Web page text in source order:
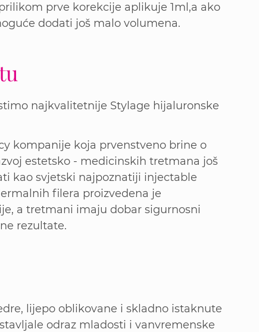
prve korekcije aplikuje 1ml,a ako
dodati još malo volumena.
najkvalitetnije Stylage hijaluronske
kompanije koja prvenstveno brine o
estetsko - medicinskih tretmana još
kao svjetski najpoznatiji injectable
filera proizvedena je
a tretmani imaju dobar sigurnosni
rezultate.
lijepo oblikovane i skladno istaknute
odraz mladosti i vanvremenske